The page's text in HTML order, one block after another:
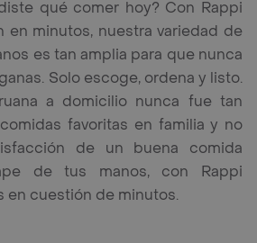
qué comer hoy? Con Rappi
en minutos, nuestra variedad de
es tan amplia para que nunca
Solo escoge, ordena y listo.
a domicilio nunca fue tan
favoritas en familia y no
de un buena comida
de tus manos, con Rappi
en cuestión de minutos.